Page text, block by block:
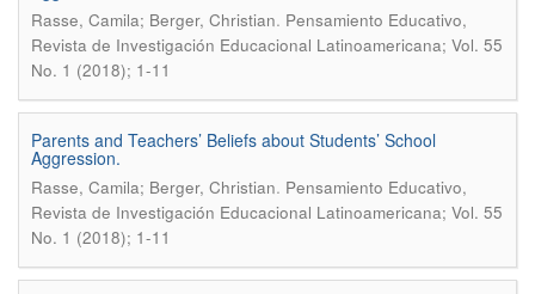
Rasse, Camila; Berger, Christian. Pensamiento Educativo,
Revista de Investigación Educacional Latinoamericana; Vol. 55
No. 1 (2018); 1-11
Parents and Teachers’ Beliefs about Students’ School
Aggression.
Rasse, Camila; Berger, Christian. Pensamiento Educativo,
Revista de Investigación Educacional Latinoamericana; Vol. 55
No. 1 (2018); 1-11